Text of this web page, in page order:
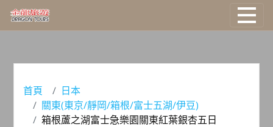
塔克旅遊
首頁
日本
關東(東京/靜岡/箱根/富士五湖/伊豆)
箱根蘆之湖富士急樂園關東紅葉銀杏五日